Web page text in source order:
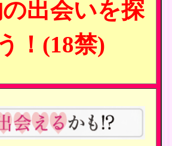
出会いを探
！(18禁)